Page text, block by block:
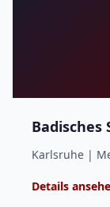
Karlsruhe |
Details